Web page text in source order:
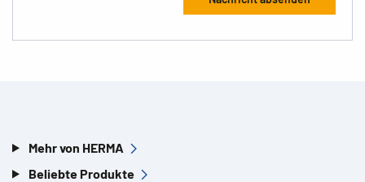
Mehr von HERMA
Beliebte Produkte